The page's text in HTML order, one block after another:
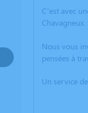
C’est avec
Chavagneux.
Nous vous
pensées à
Un service